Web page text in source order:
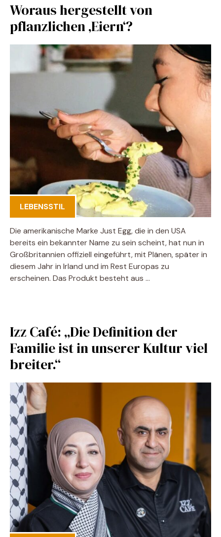
Woraus hergestellt von
pflanzlichen ‚Eiern‘?
LEBENSSTIL
Die amerikanische Marke Just Egg, die in den USA
bereits ein bekannter Name zu sein scheint, hat nun in
Großbritannien offiziell eingeführt, mit Plänen, später in
diesem Jahr in Irland und im Rest Europas zu
erscheinen. Das Produkt besteht aus …
Izz Café: „Die Definition der
Familie ist in unserer Kultur viel
breiter.“